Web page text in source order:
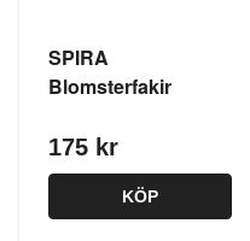
SPIRA
Blomsterfakir
175 kr
KÖP